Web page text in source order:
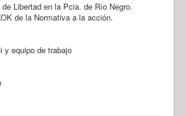
Libertad en la Pcia. de Río Negro.
de la Normativa a la acción.
y equipo de trabajo